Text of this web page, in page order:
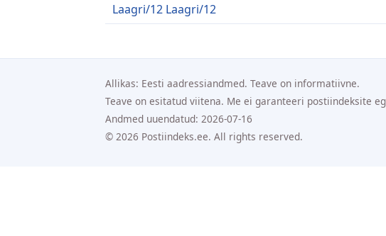
Laagri/12 Laagri/12
Allikas: Eesti aadressiandmed. Teave on informatiivne.
Teave on esitatud viitena. Me ei garanteeri postiindeksite
Andmed uuendatud: 2026-07-16
© 2026 Postiindeks.ee. All rights reserved.